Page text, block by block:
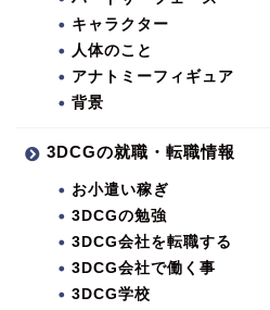
キャラクター
人体のこと
アナトミーフィギュア
背景
3DCGの就職・転職情報
お小遣い稼ぎ
3DCGの勉強
3DCG会社を転職する
3DCG会社で働く事
3DCG学校